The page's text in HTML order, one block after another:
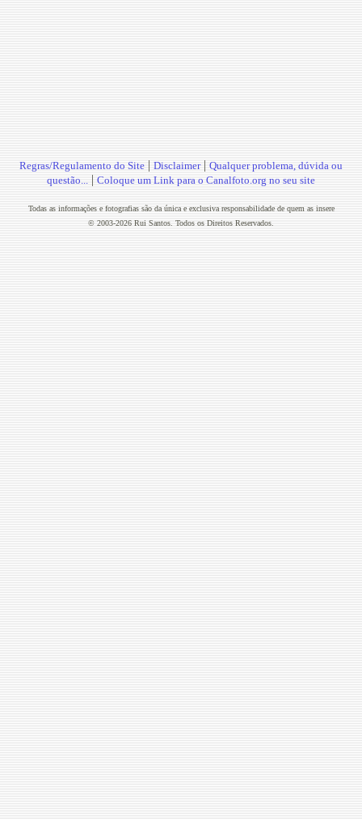
Regras/Regulamento do Site | Disclaimer| Qualquer problema, dúvida ou
questão... | Coloque um Link para o Canalfoto.org no seu site
Todas as informações e fotografias são da única e exclusiva responsabilidade de quem as insere
© 2003-2026 Rui Santos. Todos os Direitos Reservados.